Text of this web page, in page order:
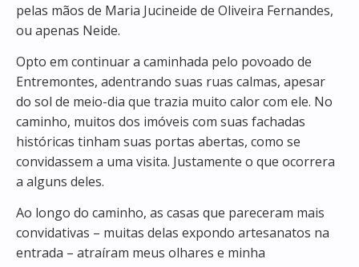
pelas mãos de Maria Jucineide de Oliveira Fernandes,
ou apenas Neide.
Opto em continuar a caminhada pelo povoado de
Entremontes, adentrando suas ruas calmas, apesar
do sol de meio-dia que trazia muito calor com ele. No
caminho, muitos dos imóveis com suas fachadas
históricas tinham suas portas abertas, como se
convidassem a uma visita. Justamente o que ocorrera
a alguns deles.
Ao longo do caminho, as casas que pareceram mais
convidativas – muitas delas expondo artesanatos na
entrada – atraíram meus olhares e minha